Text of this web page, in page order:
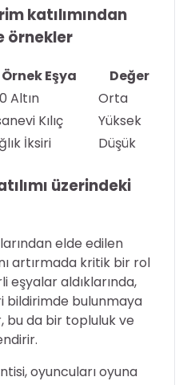
katılımından
örnekler
Örnek Eşya
Değer
Altın
Orta
Kılıç
Yüksek
İksiri Düşük
üzerindeki
elde edilen
artırmada kritik bir rol
eşyalar aldıklarında,
bildirimde bulunmaya
bu da bir topluluk ve
oyuncuları oyuna